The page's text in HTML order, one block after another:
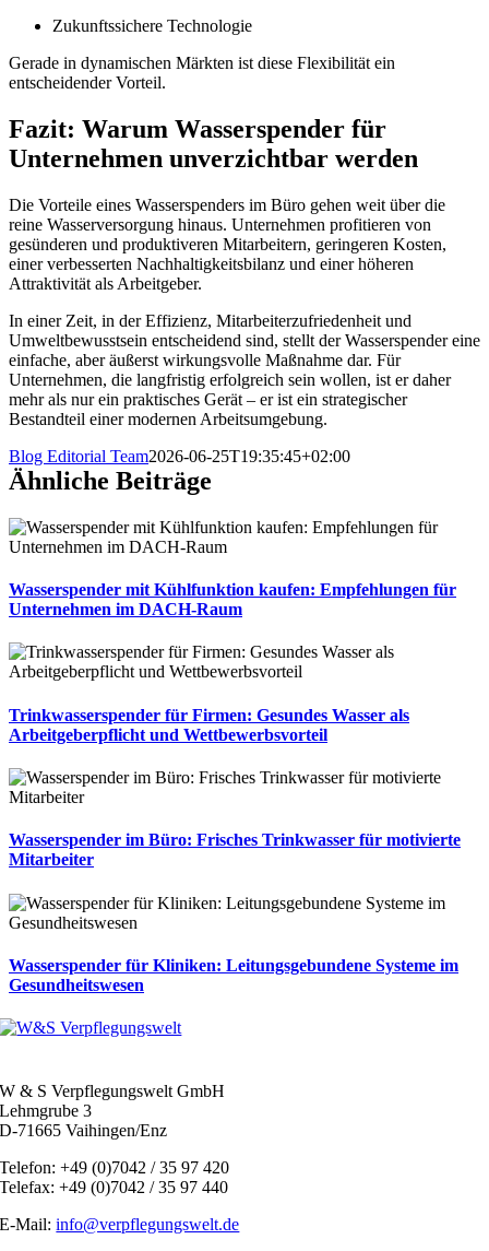
Zukunftssichere Technologie
Gerade in dynamischen Märkten ist diese Flexibilität ein
entscheidender Vorteil.
Fazit: Warum Wasserspender für
Unternehmen unverzichtbar werden
Die Vorteile eines Wasserspenders im Büro gehen weit über die
reine Wasserversorgung hinaus. Unternehmen profitieren von
gesünderen und produktiveren Mitarbeitern, geringeren Kosten,
einer verbesserten Nachhaltigkeitsbilanz und einer höheren
Attraktivität als Arbeitgeber.
In einer Zeit, in der Effizienz, Mitarbeiterzufriedenheit und
Umweltbewusstsein entscheidend sind, stellt der Wasserspender eine
einfache, aber äußerst wirkungsvolle Maßnahme dar. Für
Unternehmen, die langfristig erfolgreich sein wollen, ist er daher
mehr als nur ein praktisches Gerät – er ist ein strategischer
Bestandteil einer modernen Arbeitsumgebung.
Blog Editorial Team2026-06-25T19:35:45+02:00
Ähnliche Beiträge
Wasserspender mit Kühlfunktion kaufen: Empfehlungen für
Unternehmen im DACH‑Raum
Trinkwasserspender für Firmen: Gesundes Wasser als
Arbeitgeberpflicht und Wettbewerbsvorteil
Wasserspender im Büro: Frisches Trinkwasser für motivierte
Mitarbeiter
Wasserspender für Kliniken: Leitungsgebundene Systeme im
Gesundheitswesen
W & S Verpflegungswelt GmbH
Lehmgrube 3
D-71665 Vaihingen/Enz
Telefon: +49 (0)7042 / 35 97 420
Telefax: +49 (0)7042 / 35 97 440
E-Mail:info@verpflegungswelt.de